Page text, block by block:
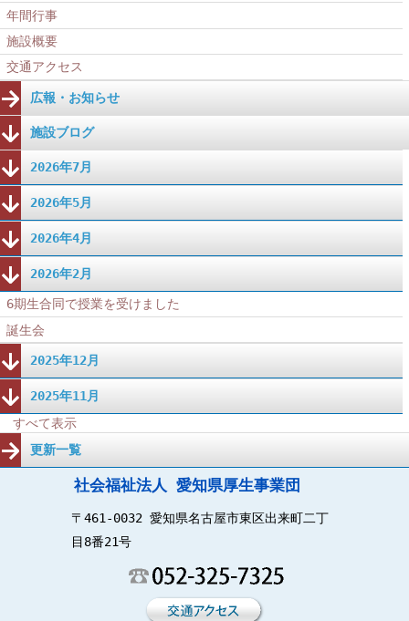
年間行事
施設概要
交通アクセス
広報・お知らせ
施設ブログ
2026年7月
2026年5月
2026年4月
2026年2月
6期生合同で授業を受けました
誕生会
2025年12月
2025年11月
すべて表示
更新一覧
社会福祉法人 愛知県厚生事業団
〒461-0032 愛知県名古屋市東区出来町二丁
目8番21号